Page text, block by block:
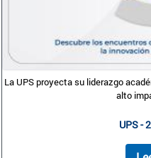
La UPS proyecta su liderazgo
alto
UPS -